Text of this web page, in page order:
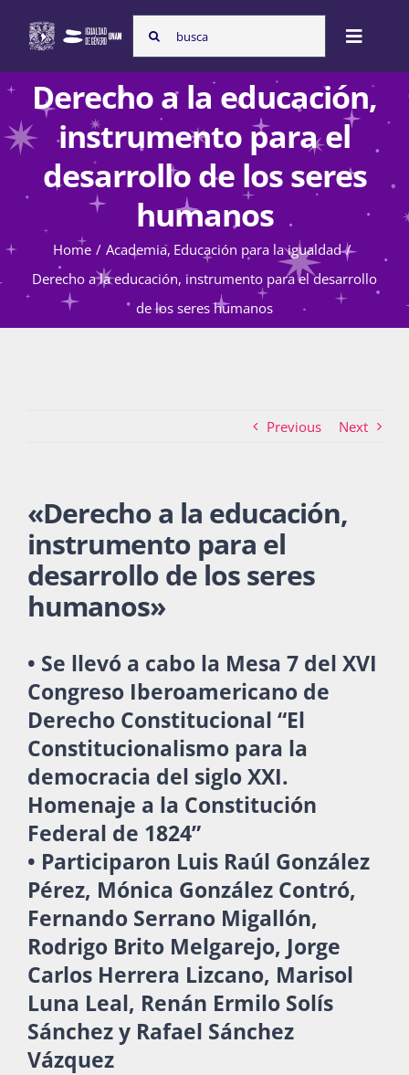
content
Search
for:
Toggle
Inicio
Nosotras
Programas
Atención de la violencia de género
La Boletina
Recursos
Súmate
Publicaciones
Bienvenida generación 2027-1
Derecho a la educación,
instrumento para el
desarrollo de los seres
humanos
Home Academia Educación para la igualdad
Derecho a la educación, instrumento para el desarrollo
de los seres humanos
Previous Next
«Derecho a la educación,
instrumento para el
desarrollo de los seres
humanos»
• Se llevó a cabo la Mesa 7 del XVI
Congreso Iberoamericano de
Derecho Constitucional “El
Constitucionalismo para la
democracia del siglo XXI.
Homenaje a la Constitución
Federal de 1824”
• Participaron Luis Raúl González
Pérez, Mónica González Contró,
Fernando Serrano Migallón,
Rodrigo Brito Melgarejo, Jorge
Carlos Herrera Lizcano, Marisol
Luna Leal, Renán Ermilo Solís
Sánchez y Rafael Sánchez
Vázquez